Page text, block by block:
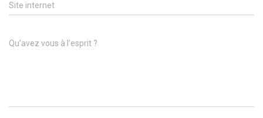
Site internet
Qu’avez vous à l’esprit ?